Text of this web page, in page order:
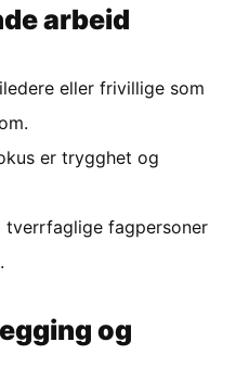
arbeid
eller frivillige som
er trygghet og
tverrfaglige fagpersoner
og